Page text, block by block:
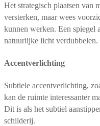
Het strategisch plaatsen van
versterken, maar wees
kunnen werken. Een spiegel
natuurlijke licht verdubbelen.
Accentverlichting
Subtiele accentverlichting,
kan de ruimte interessanter
Dit is als het subtiel
schilderij.